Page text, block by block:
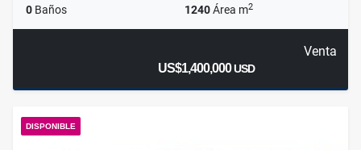
0 Baños 1240Área m2
Venta
US$1,400,000USD
DISPONIBLE